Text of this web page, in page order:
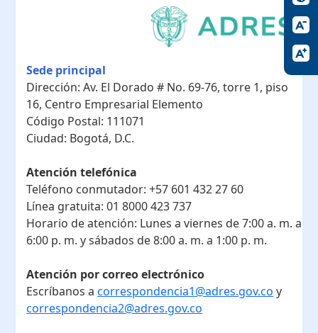
Sede principal
Dirección: Av. El Dorado # No. 69-76, torre 1, piso
16, Centro Empresarial Elemento
Código Postal: 111071
Ciudad: Bogotá, D.C.
Atención telefónica
Teléfono conmutador: +57 601 432 27 60
Línea gratuita: 01 8000 423 737
Horario de atención: Lunes a viernes de 7:00 a. m. a
6:00 p. m. y sábados de 8:00 a. m. a 1:00 p. m.
Atención por correo electrónico
Escríbanos a correspondencia1@adres.gov.co y
correspondencia2@adres.gov.co